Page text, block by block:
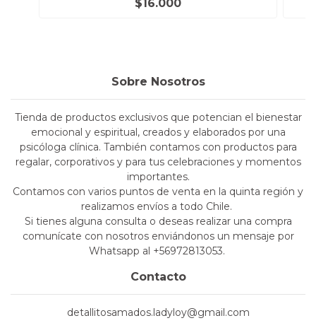
$16.000
Sobre Nosotros
Tienda de productos exclusivos que potencian el bienestar
emocional y espiritual, creados y elaborados por una
psicóloga clínica. También contamos con productos para
regalar, corporativos y para tus celebraciones y momentos
importantes.
Contamos con varios puntos de venta en la quinta región y
realizamos envíos a todo Chile.
Si tienes alguna consulta o deseas realizar una compra
comunícate con nosotros enviándonos un mensaje por
Whatsapp al +56972813053.
Contacto
detallitosamados.ladyloy@gmail.com